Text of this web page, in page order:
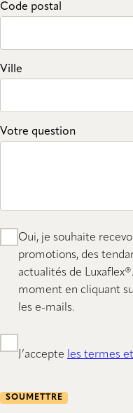
Code postal
Ville
Votre question
Oui, je souhaite
promotions, des
actualités de
moment en cliquant
les e-mails.
J’accepte les termes
SOUMETTRE